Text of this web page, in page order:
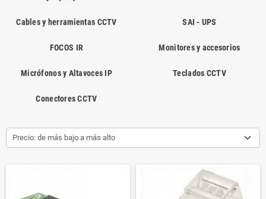
Cables y herramientas CCTV SAI - UPS
FOCOS IR Monitores y accesorios
Micrófonos y Altavoces IP Teclados CCTV
Conectores CCTV
Precio: de más bajo a más alto